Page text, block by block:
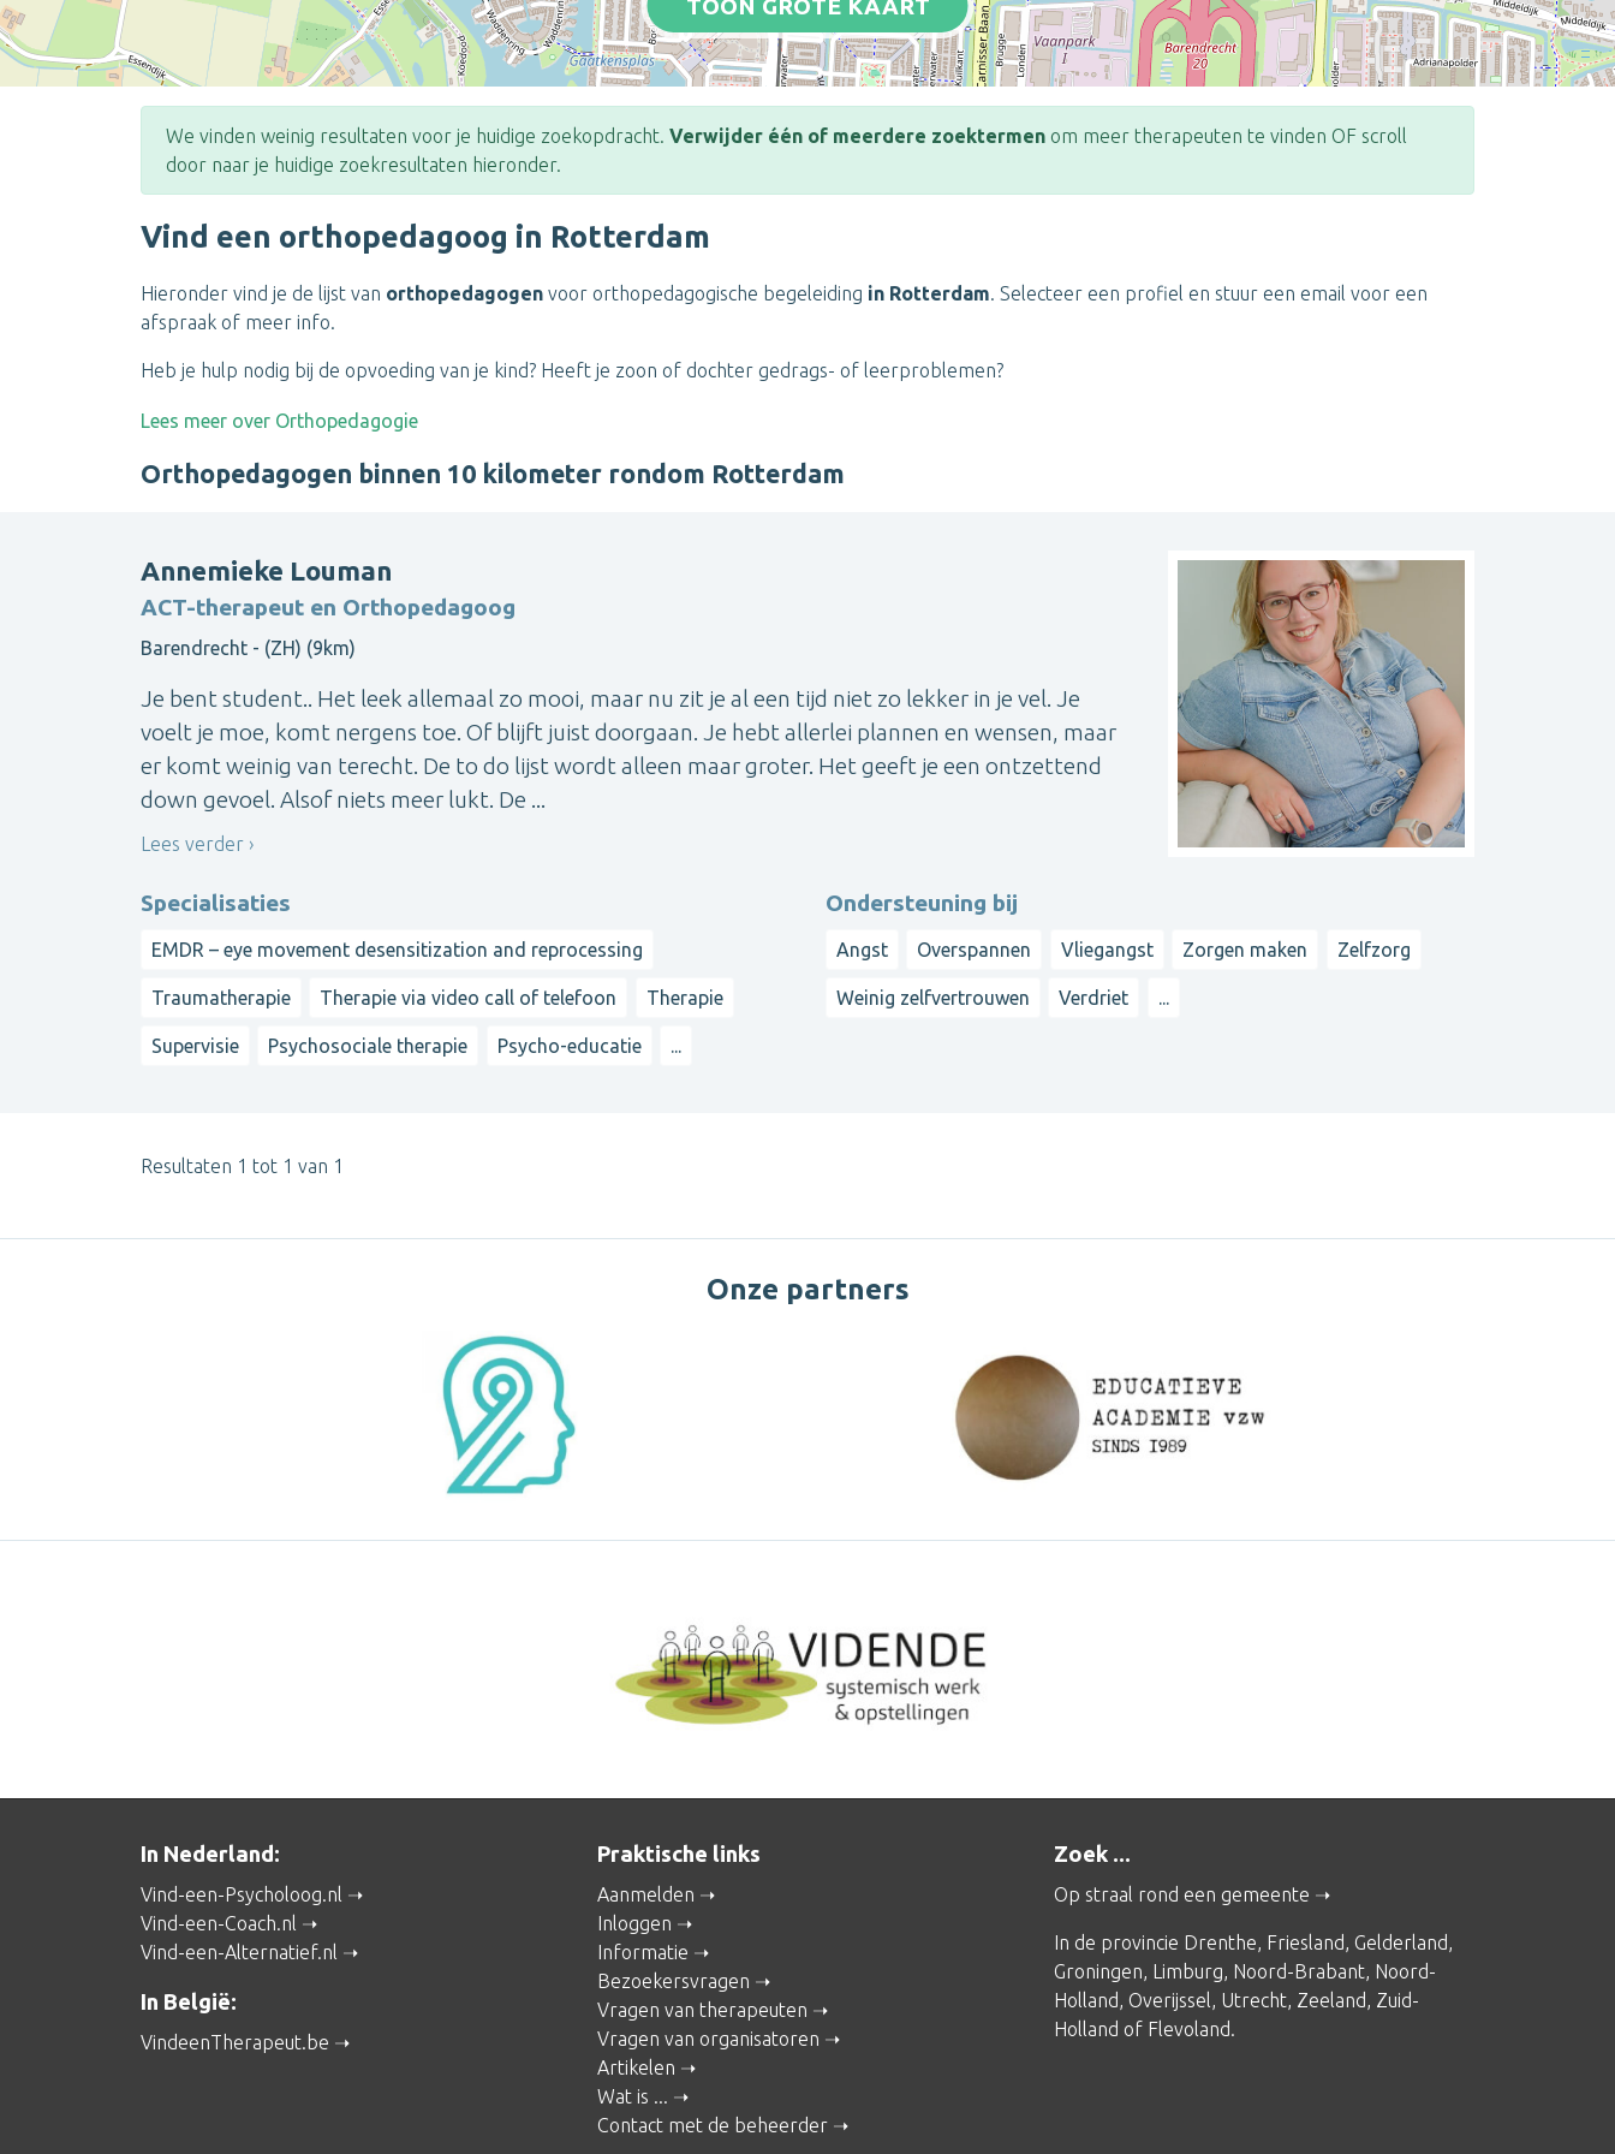
TOON GROTE KAART
We vinden weinig resultaten voor je huidige zoekopdracht. Verwijder één of meerdere zoektermen om meer therapeuten te vinden OF scroll
door naar je huidige zoekresultaten hieronder.
Vind een orthopedagoog in Rotterdam
Hieronder vind je de lijst van orthopedagogen voor orthopedagogische begeleiding in Rotterdam. Selecteer een profiel en stuur een email voor een
afspraak of meer info.
Heb je hulp nodig bij de opvoeding van je kind? Heeft je zoon of dochter gedrags- of leerproblemen?
Lees meer over Orthopedagogie
Orthopedagogen binnen 10 kilometer rondom Rotterdam
Annemieke Louman
ACT-therapeut en Orthopedagoog
Barendrecht - (ZH) (9km)
Je bent student.. Het leek allemaal zo mooi, maar nu zit je al een tijd niet zo lekker in je vel. Je
voelt je moe, komt nergens toe. Of blijft juist doorgaan. Je hebt allerlei plannen en wensen, maar
er komt weinig van terecht. De to do lijst wordt alleen maar groter. Het geeft je een ontzettend
down gevoel. Alsof niets meer lukt. De ...
Lees verder
Specialisaties
EMDR – eye movement desensitization and reprocessing
Traumatherapie Therapie via video call of telefoon Therapie
Supervisie Psychosociale therapie Psycho-educatie ...
Ondersteuning bij
Angst Overspannen Vliegangst Zorgen maken Zelfzorg
Weinig zelfvertrouwen Verdriet ...
Resultaten 1 tot 1 van 1
Onze partners
In Nederland:
Vind-een-Psycholoog.nl
Vind-een-Coach.nl
Vind-een-Alternatief.nl
In België:
VindeenTherapeut.be
Praktische links
Aanmelden
Inloggen
Informatie
Bezoekersvragen
Vragen van therapeuten
Vragen van organisatoren
Artikelen
Wat is ...
Contact met de beheerder
Zoek ...
Op straal rond een gemeente
In de provincie Drenthe, Friesland, Gelderland,
Groningen, Limburg, Noord-Brabant, Noord-
Holland, Overijssel, Utrecht, Zeeland, Zuid-
Holland of Flevoland.